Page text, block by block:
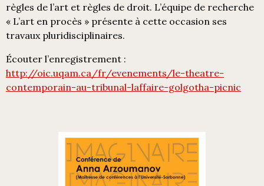
règles de l’art et règles de droit. L’équipe de recherche
« L’art en procès » présente à cette occasion ses
travaux pluridisciplinaires.
Écouter l’enregistrement :
http://oic.uqam.ca/fr/evenements/le-theatre-
contemporain-au-tribunal-laffaire-golgotha-picnic